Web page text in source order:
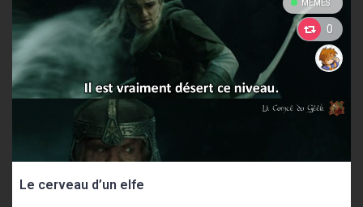
MEMES
0
Le cerveau d’un elfe